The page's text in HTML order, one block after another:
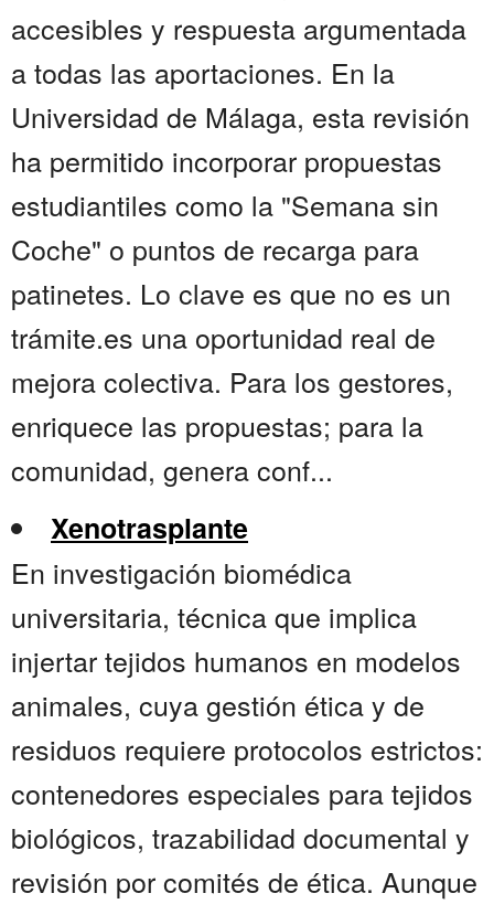
accesibles y respuesta argumentada
a todas las aportaciones. En la
Universidad de Málaga, esta revisión
ha permitido incorporar propuestas
estudiantiles como la "Semana sin
Coche" o puntos de recarga para
patinetes. Lo clave es que no es un
trámite.es una oportunidad real de
mejora colectiva. Para los gestores,
enriquece las propuestas; para la
comunidad, genera conf...
Xenotrasplante
En investigación biomédica
universitaria, técnica que implica
injertar tejidos humanos en modelos
animales, cuya gestión ética y de
residuos requiere protocolos estrictos:
contenedores especiales para tejidos
biológicos, trazabilidad documental y
revisión por comités de ética. Aunque